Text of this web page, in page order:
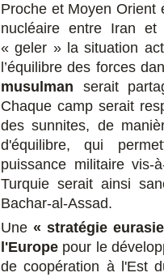
Proche et Moyen Orient
nucléaire entre Iran et
« geler » la situation
l’équilibre des forces
musulman serait
Chaque camp serait
des sunnites, de
d'équilibre, qui
puissance militaire
Turquie serait ainsi
Bachar-al-Assad.
Une« stratégie
l'Europe pour le
de coopération à l'Est